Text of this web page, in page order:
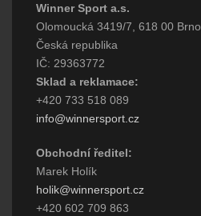
Winner Sport a.s.
Olomoucká 3419/7, 618 00 Brno,
Česká republika
IČ: 29363772
Sklad a reklamace:
+420 733 518 089
info@winnersport.cz
Obchodní ředitel:
Marek Holík
holik@winnersport.cz
+420 602 709 863